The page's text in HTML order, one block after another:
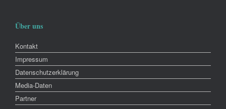
Über uns
Kontakt
Impressum
Datenschutzerklärung
Media-Daten
Partner